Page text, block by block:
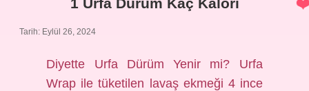
Tarih: Eylül 26, 2024
Diyette Urfa Dürüm Yenir mi? Urfa
Wrap ile tüketilen lavaş ekmeği 4 ince